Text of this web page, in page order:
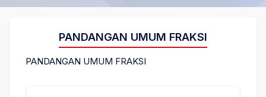
PANDANGAN UMUM FRAKSI
PANDANGAN UMUM FRAKSI